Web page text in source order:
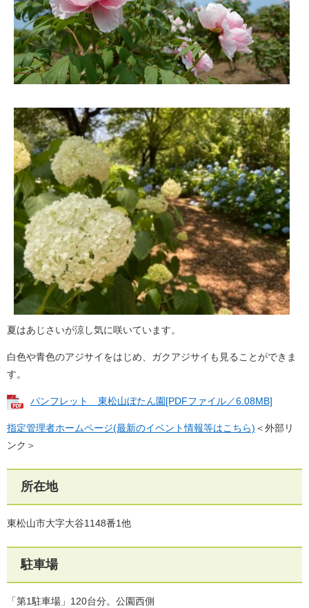
夏はあじさいが涼し気に咲いています。
白色や青色のアジサイをはじめ、ガクアジサイも見ることができま
す。
パンフレット＿東松山ぼたん園[PDFファイル／6.08MB]
指定管理者ホームページ(最新のイベント情報等はこちら) ＜外部リ
ンク＞
所在地
東松山市大字大谷1148番1他
駐車場
「第1駐車場」120台分。公園西側